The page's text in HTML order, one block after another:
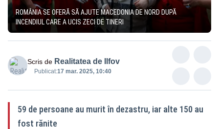
ROMÂNIA SE OFERĂ SĂ AJUTE MACEDONIA DE NORD DUPĂ
INCENDIUL CARE A UCIS ZECI DE TINERI
Scris de Realitatea de Ilfov
Publicat:17 mar. 2025, 10:40
59 de persoane au murit în dezastru, iar alte 150 au
fost rănite